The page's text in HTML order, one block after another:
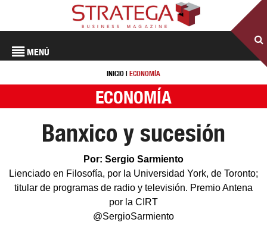
MENÚ
INICIO | ECONOMÍA
ECONOMÍA
Banxico y sucesión
Por: Sergio Sarmiento
Lienciado en Filosofía, por la Universidad York, de Toronto;
titular de programas de radio y televisión. Premio Antena
por la CIRT
@SergioSarmiento